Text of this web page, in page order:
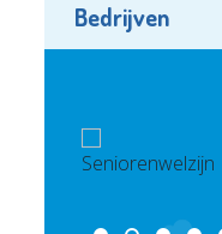
Bedrijven